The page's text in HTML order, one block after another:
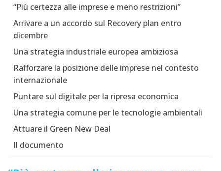
“Più certezza alle imprese e meno restrizioni”
Arrivare a un accordo sul Recovery plan entro
dicembre
Una strategia industriale europea ambiziosa
Rafforzare la posizione delle imprese nel contesto
internazionale
Puntare sul digitale per la ripresa economica
Una strategia comune per le tecnologie ambientali
Attuare il Green New Deal
Il documento